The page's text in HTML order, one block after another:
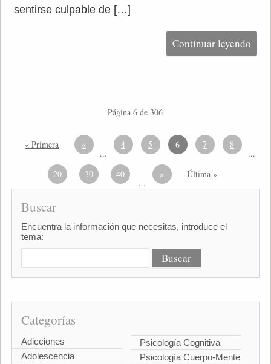
sentirse culpable de […]
Continuar leyendo
Página 6 de 306
« Primera «
...
4 5 6 7 8
...
20
30 40
...
» Última »
Buscar
Encuentra la información que necesitas, introduce el
tema:
Categorías
Adicciones
Adolescencia
Psicología Cognitiva
Psicología Cuerpo-Mente